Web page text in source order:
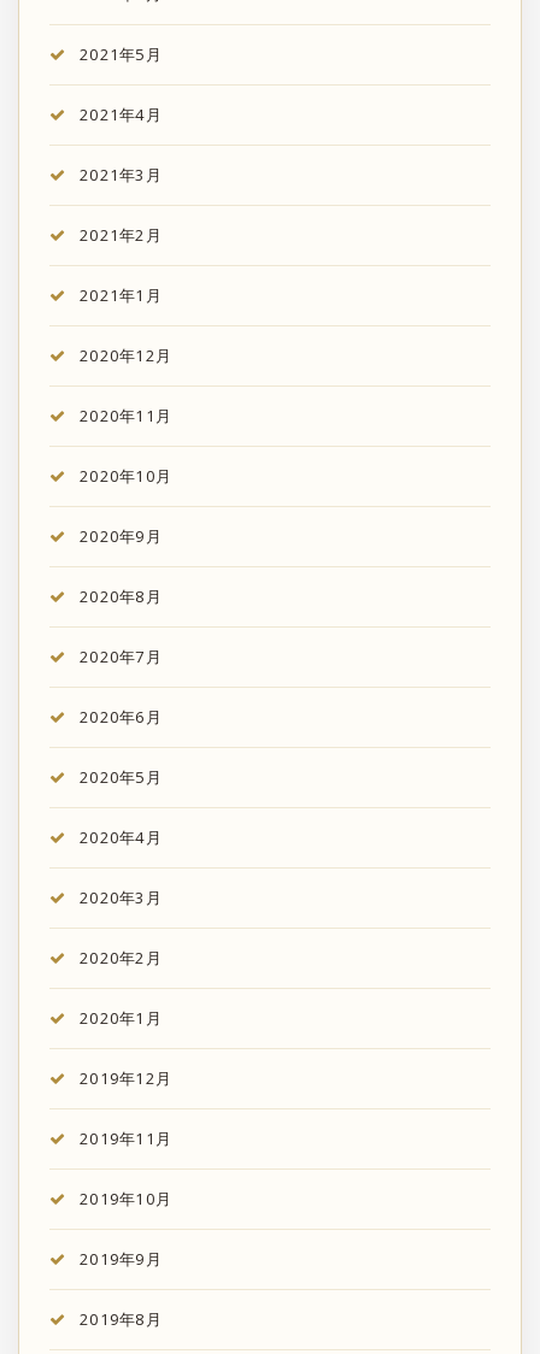
2021年5月
2021年4月
2021年3月
2021年2月
2021年1月
2020年12月
2020年11月
2020年10月
2020年9月
2020年8月
2020年7月
2020年6月
2020年5月
2020年4月
2020年3月
2020年2月
2020年1月
2019年12月
2019年11月
2019年10月
2019年9月
2019年8月